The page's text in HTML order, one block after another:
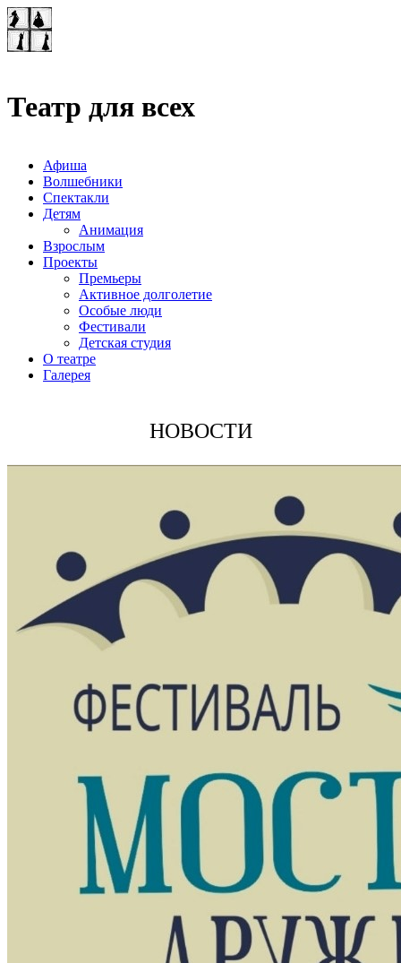
Театр для всех
Афиша
Волшебники
Спектакли
Детям
Анимация
Взрослым
Проекты
Премьеры
Активное долголетие
Особые люди
Фестивали
Детская студия
О театре
Галерея
НОВОСТИ